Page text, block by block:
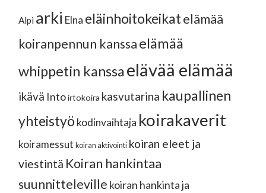
Alpi arki Elna eläinhoitokeikatelämää
koiranpennun kanssaelämää
whippetin kanssaelävää elämää
ikävä Intoirtokoira kasvutarina kaupallinen
yhteistyö kodinvaihtaja koirakaverit
koiramessut koiran aktivointi koiran eleet ja
viestintä Koiran hankintaa
suunnitteleville koiran hankinta ja